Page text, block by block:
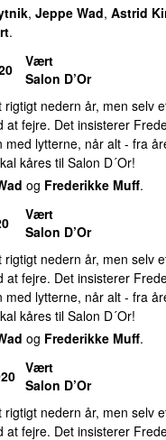
, Jeppe Wad, Astrid
.
Vært
Salon D’Or
nedern år, men selv
fejre. Det insisterer
med lytterne, når alt - fra
kåres til Salon D´Or!
og Frederikke Muff.
Vært
Salon D’Or
nedern år, men selv
fejre. Det insisterer
med lytterne, når alt - fra
kåres til Salon D´Or!
og Frederikke Muff.
Vært
Salon D’Or
nedern år, men selv
fejre. Det insisterer